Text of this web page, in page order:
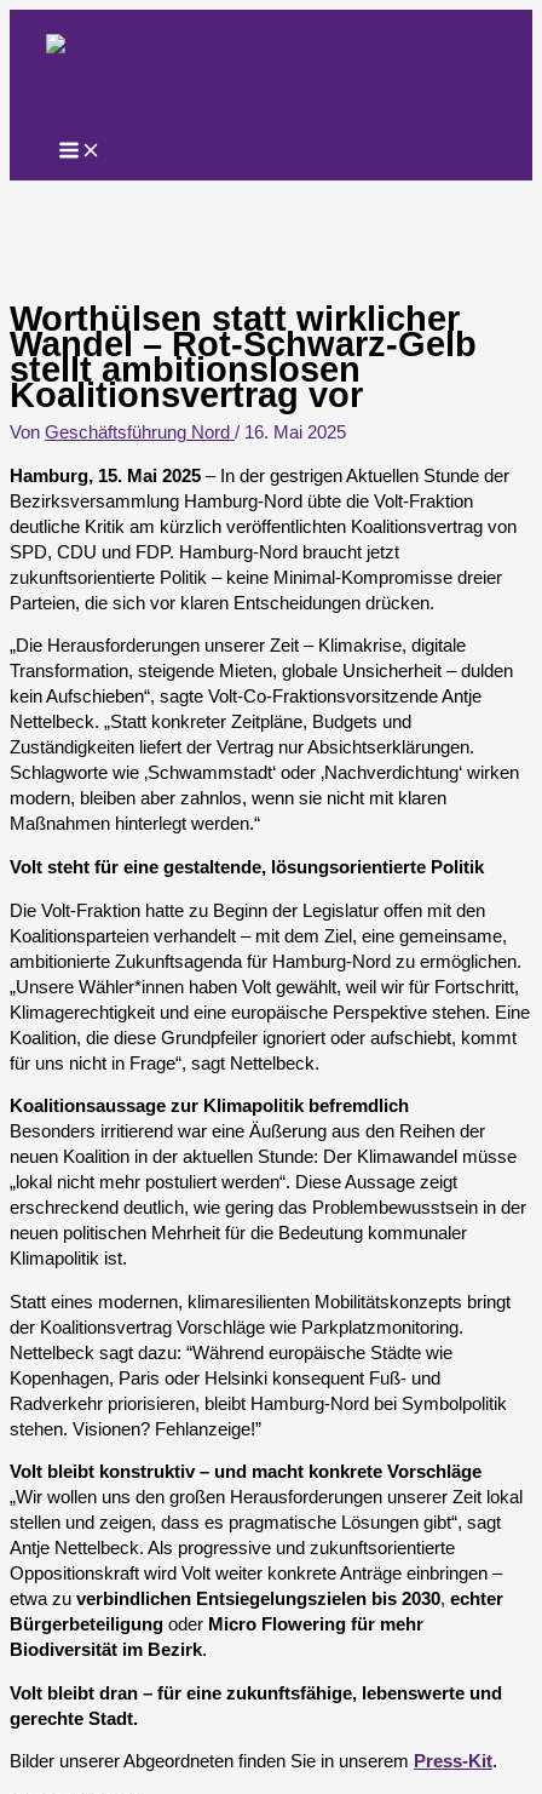
Inhalt
Worthülsen statt wirklicher
Wandel – Rot-Schwarz-Gelb
stellt ambitionslosen
Koalitionsvertrag vor
Von Geschäftsführung Nord / 16. Mai 2025
Hamburg, 15. Mai 2025 – In der gestrigen Aktuellen Stunde der
Bezirksversammlung Hamburg-Nord übte die Volt-Fraktion
deutliche Kritik am kürzlich veröffentlichten Koalitionsvertrag von
SPD, CDU und FDP. Hamburg-Nord braucht jetzt
zukunftsorientierte Politik – keine Minimal-Kompromisse dreier
Parteien, die sich vor klaren Entscheidungen drücken.
„Die Herausforderungen unserer Zeit – Klimakrise, digitale
Transformation, steigende Mieten, globale Unsicherheit – dulden
kein Aufschieben“, sagte Volt-Co-Fraktionsvorsitzende Antje
Nettelbeck. „Statt konkreter Zeitpläne, Budgets und
Zuständigkeiten liefert der Vertrag nur Absichtserklärungen.
Schlagworte wie ‚Schwammstadt‘ oder ‚Nachverdichtung‘ wirken
modern, bleiben aber zahnlos, wenn sie nicht mit klaren
Maßnahmen hinterlegt werden.“
Volt steht für eine gestaltende, lösungsorientierte Politik
Die Volt-Fraktion hatte zu Beginn der Legislatur offen mit den
Koalitionsparteien verhandelt – mit dem Ziel, eine gemeinsame,
ambitionierte Zukunftsagenda für Hamburg-Nord zu ermöglichen.
„Unsere Wähler*innen haben Volt gewählt, weil wir für Fortschritt,
Klimagerechtigkeit und eine europäische Perspektive stehen. Eine
Koalition, die diese Grundpfeiler ignoriert oder aufschiebt, kommt
für uns nicht in Frage“, sagt Nettelbeck.
Koalitionsaussage zur Klimapolitik befremdlich
Besonders irritierend war eine Äußerung aus den Reihen der
neuen Koalition in der aktuellen Stunde: Der Klimawandel müsse
„lokal nicht mehr postuliert werden“. Diese Aussage zeigt
erschreckend deutlich, wie gering das Problembewusstsein in der
neuen politischen Mehrheit für die Bedeutung kommunaler
Klimapolitik ist.
Statt eines modernen, klimaresilienten Mobilitätskonzepts bringt
der Koalitionsvertrag Vorschläge wie Parkplatzmonitoring.
Nettelbeck sagt dazu: “Während europäische Städte wie
Kopenhagen, Paris oder Helsinki konsequent Fuß- und
Radverkehr priorisieren, bleibt Hamburg-Nord bei Symbolpolitik
stehen. Visionen? Fehlanzeige!”
Volt bleibt konstruktiv – und macht konkrete Vorschläge
„Wir wollen uns den großen Herausforderungen unserer Zeit lokal
stellen und zeigen, dass es pragmatische Lösungen gibt“, sagt
Antje Nettelbeck. Als progressive und zukunftsorientierte
Oppositionskraft wird Volt weiter konkrete Anträge einbringen –
etwa zu verbindlichen Entsiegelungszielen bis 2030, echter
Bürgerbeteiligung oder Micro Flowering für mehr
Biodiversität im Bezirk.
Volt bleibt dran – für eine zukunftsfähige, lebenswerte und
gerechte Stadt.
Bilder unserer Abgeordneten finden Sie in unserem Press-Kit.